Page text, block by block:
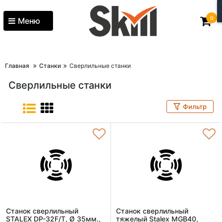
Меню 0
Главная Станки Сверлильные станки
Сверлильные станки
Фильтр
Станок сверлильный
STALEX DP-32F/T, Ø 35мм.,
Станок сверлильный
тяжелый Stalex MGB40,